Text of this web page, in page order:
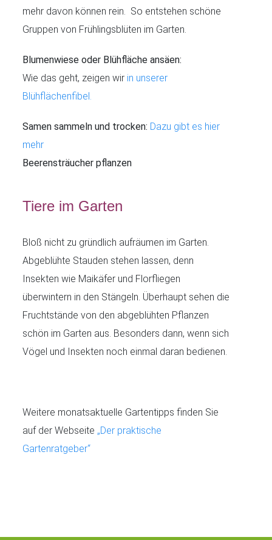
mehr davon können rein. So entstehen schöne
Gruppen von Frühlingsblüten im Garten.
Blumenwiese oder Blühfläche ansäen:
Wie das geht, zeigen wir in unserer
Blühflächenfibel.
Samen sammeln und trocken: Dazu gibt es hier
mehr
Beerensträucher pflanzen
Tiere im Garten
Bloß nicht zu gründlich aufräumen im Garten.
Abgeblühte Stauden stehen lassen, denn
Insekten wie Maikäfer und Florfliegen
überwintern in den Stängeln. Überhaupt sehen die
Fruchtstände von den abgeblühten Pflanzen
schön im Garten aus. Besonders dann, wenn sich
Vögel und Insekten noch einmal daran bedienen.
Weitere monatsaktuelle Gartentipps finden Sie
auf der Webseite „Der praktische
Gartenratgeber“